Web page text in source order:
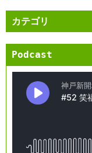
カテゴリ
Podcast